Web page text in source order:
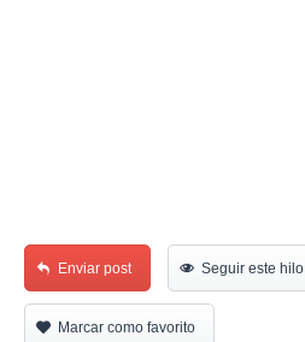
Enviar post Seguir este hilo
Marcar como favorito